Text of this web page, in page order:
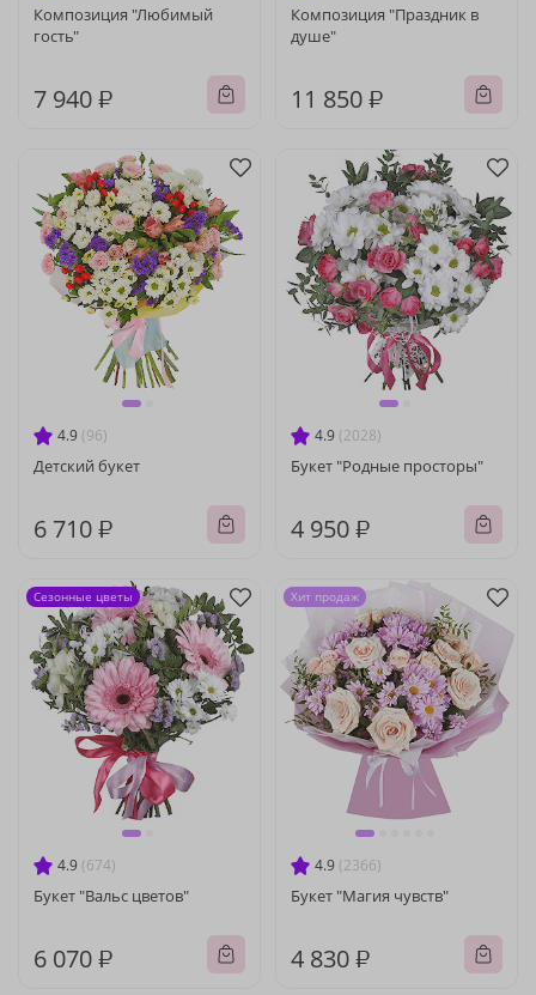
Композиция "Любимый
гость"
7 940 ₽
Композиция "Праздник в
душе"
11 850 ₽
4.9 (96)
Детский букет
6 710 ₽
4.9 (2028)
Букет "Родные просторы"
4 950 ₽
4.9 (674)
Букет "Вальс цветов"
6 070 ₽
Сезонные цветы
4.9 (2366)
Букет "Магия чувств"
4 830 ₽
Хит продаж